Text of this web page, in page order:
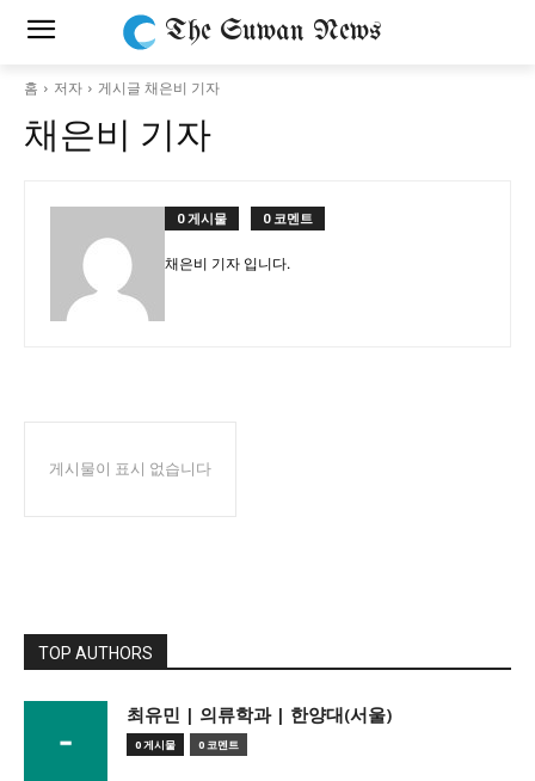
The Suwan News
홈 저자 게시글 채은비 기자
채은비 기자
0 게시물 0 코멘트
채은비 기자 입니다.
게시물이 표시 없습니다
TOP AUTHORS
­최유민 | 의류학과 | 한양대(서울)
0 게시물 0 코멘트